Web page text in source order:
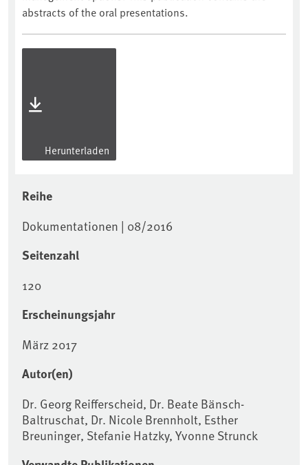
abstracts of the oral presentations.
Herunterladen
Reihe
Dokumentationen | 08/2016
Seitenzahl
120
Erscheinungsjahr
März 2017
Autor(en)
Dr. Georg Reifferscheid, Dr. Beate Bänsch-
Baltruschat, Dr. Nicole Brennholt, Esther
Breuninger, Stefanie Hatzky, Yvonne Strunck